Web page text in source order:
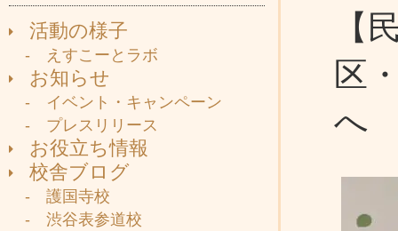
活動の様子
- えすこーとラボ
お知らせ
- イベント・キャンペーン
- プレスリリース
お役立ち情報
校舎ブログ
- 護国寺校
- 渋谷表参道校
【
区
へ